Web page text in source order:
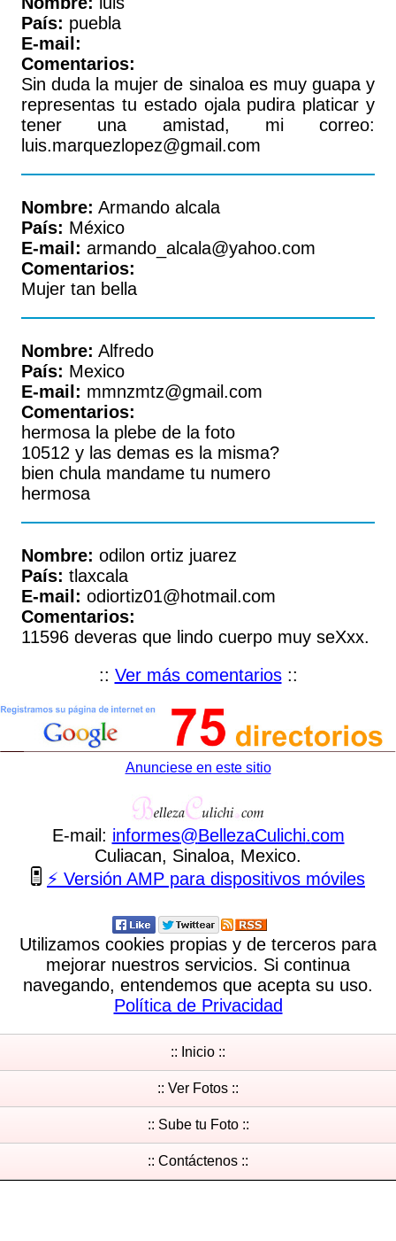
País: puebla
E-mail:
Comentarios:
Sin duda la mujer de sinaloa es muy guapa y
representas tu estado ojala pudira platicar y
tener una amistad, mi correo:
luis.marquezlopez@gmail.com
Nombre: Armando alcala
País: México
E-mail: armando_alcala@yahoo.com
Comentarios:
Mujer tan bella
Nombre: Alfredo
País: Mexico
E-mail: mmnzmtz@gmail.com
Comentarios:
hermosa la plebe de la foto
10512 y las demas es la misma?
bien chula mandame tu numero
hermosa
Nombre: odilon ortiz juarez
País: tlaxcala
E-mail: odiortiz01@hotmail.com
Comentarios:
11596 deveras que lindo cuerpo muy seXxx.
:: Ver más comentarios::
Anunciese en este sitio
E-mail: informes@BellezaCulichi.com
Culiacan, Sinaloa, Mexico.
⚡ Versión AMP para dispositivos móviles
Utilizamos cookies propias y de terceros para
mejorar nuestros servicios. Si continua
navegando, entendemos que acepta su uso.
Política de Privacidad
:: Inicio ::
:: Ver Fotos ::
:: Sube tu Foto ::
:: Contáctenos ::